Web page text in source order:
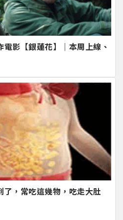
影【銀蓮花】｜本周上線、
，常吃這幾物，吃走大肚